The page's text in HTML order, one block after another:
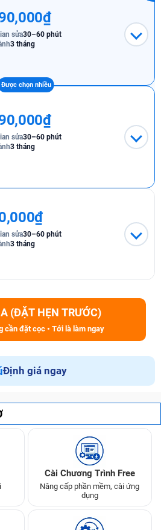
sửa30–60 phút
3 tháng
sửa30–60 phút
3 tháng
sửa30–60 phút
3 tháng
(ĐẶT HẸN TRƯỚC)
cần đặt cọc • Tới là làm ngay
Định giá ngay
Cài Chương Trình Free
Nâng cấp phần mềm, cài ứng
dụng